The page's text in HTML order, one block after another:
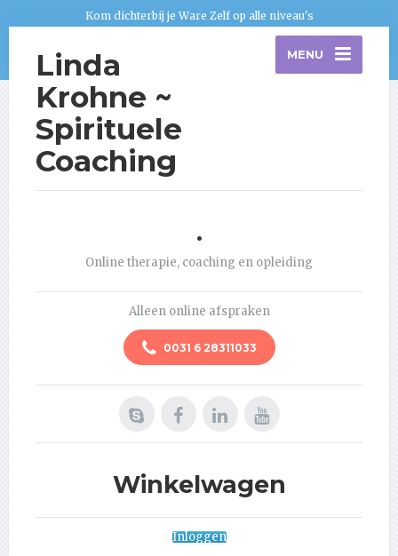
Kom dichterbij je Ware Zelf op alle niveau's
Linda
Krohne ~
Spirituele
Coaching
MENU
.
Online therapie, coaching en opleiding
Alleen online afspraken
0031 6 28311033
Winkelwagen
Inloggen